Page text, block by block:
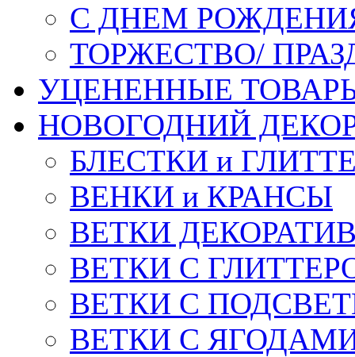
С ДНЕМ
ТОРЖЕСТВО/
УЦЕНЕННЫЕ
НОВОГОДНИЙ
БЛЕСТКИ и
ВЕНКИ и КРАНСЫ
ВЕТКИ
ВЕТКИ С
ВЕТКИ С
ВЕТКИ С